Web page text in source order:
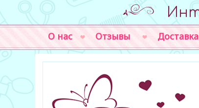
О нас Отзывы